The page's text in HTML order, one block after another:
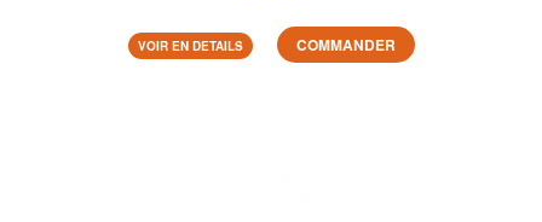
VOIR EN DETAILS COMMANDER